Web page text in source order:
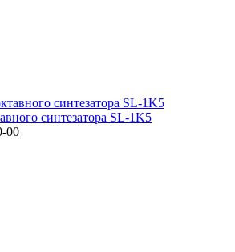
синтезатора SL-1K5
00